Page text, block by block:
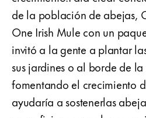
de la población de abejas,
One Irish Mule con un
invitó a la gente a plantar
sus jardines o al borde de
fomentando el crecimiento
ayudaría a sostenerlas